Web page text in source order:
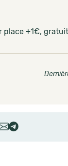
place +1€,